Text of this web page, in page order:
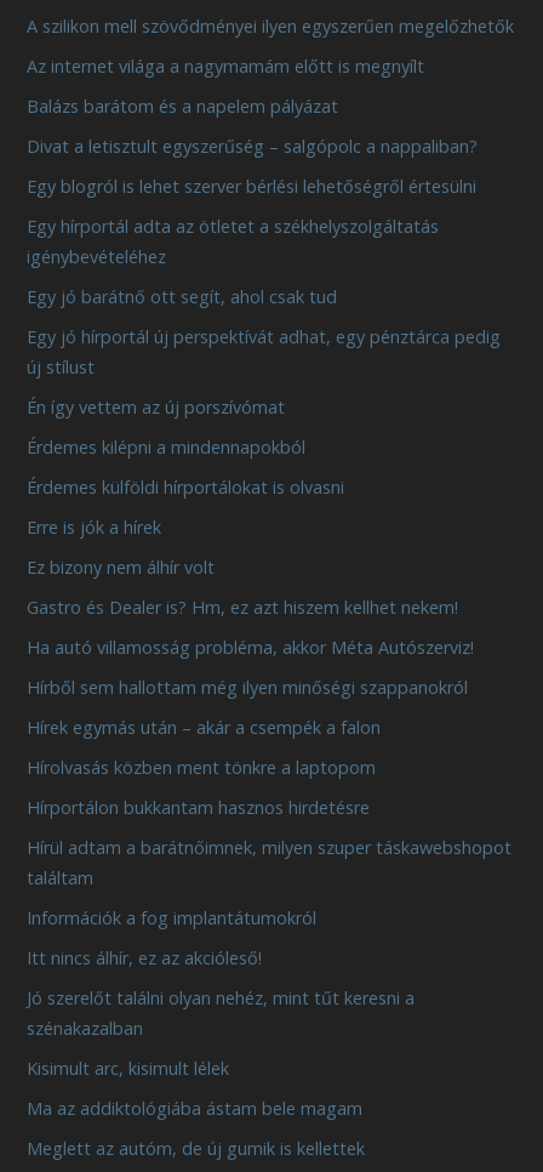
A szilikon mell szövődményei ilyen egyszerűen megelőzhetők
Az internet világa a nagymamám előtt is megnyílt
Balázs barátom és a napelem pályázat
Divat a letisztult egyszerűség – salgópolc a nappaliban?
Egy blogról is lehet szerver bérlési lehetőségről értesülni
Egy hírportál adta az ötletet a székhelyszolgáltatás
igénybevételéhez
Egy jó barátnő ott segít, ahol csak tud
Egy jó hírportál új perspektívát adhat, egy pénztárca pedig
új stílust
Én így vettem az új porszívómat
Érdemes kilépni a mindennapokból
Érdemes külföldi hírportálokat is olvasni
Erre is jók a hírek
Ez bizony nem álhír volt
Gastro és Dealer is? Hm, ez azt hiszem kellhet nekem!
Ha autó villamosság probléma, akkor Méta Autószerviz!
Hírből sem hallottam még ilyen minőségi szappanokról
Hírek egymás után – akár a csempék a falon
Hírolvasás közben ment tönkre a laptopom
Hírportálon bukkantam hasznos hirdetésre
Hírül adtam a barátnőimnek, milyen szuper táskawebshopot
találtam
Információk a fog implantátumokról
Itt nincs álhír, ez az akcióleső!
Jó szerelőt találni olyan nehéz, mint tűt keresni a
szénakazalban
Kisimult arc, kisimult lélek
Ma az addiktológiába ástam bele magam
Meglett az autóm, de új gumik is kellettek